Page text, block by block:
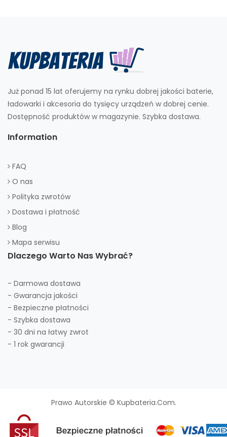
Już ponad 15 lat oferujemy na rynku dobrej jakości baterie,
ładowarki i akcesoria do tysięcy urządzeń w dobrej cenie.
Dostępność produktów w magazynie. Szybka dostawa.
Information
FAQ
O nas
Polityka zwrotów
Dostawa i płatność
Blog
Mapa serwisu
Dlaczego Warto Nas Wybrać?
- Darmowa dostawa
- Gwarancja jakości
- Bezpieczne płatności
- Szybka dostawa
- 30 dni na łatwy zwrot
- 1 rok gwarancji
Prawo Autorskie © Kupbateria.com.